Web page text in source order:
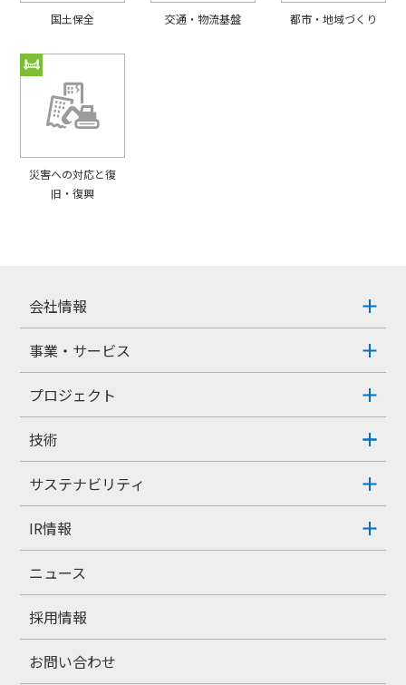
国⼟保全 交通・物流基盤 都市・地域づくり
災害への対応と復
旧・復興
会社情報
事業・サービス
プロジェクト
技術
サステナビリティ
IR情報
ニュース
採用情報
お問い合わせ